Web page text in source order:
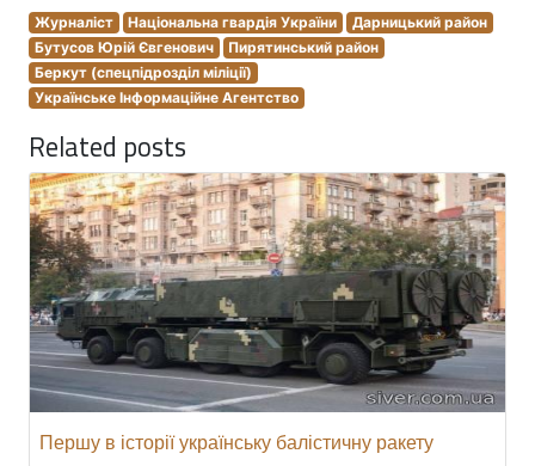
Журналіст Національна гвардія України
Дарницький район
Бутусов Юрій Євгенович
Пирятинський район
Беркут (спецпідрозділ міліції)
Українське Інформаційне Агентство
Related posts
Першу в історії українську балістичну ракету